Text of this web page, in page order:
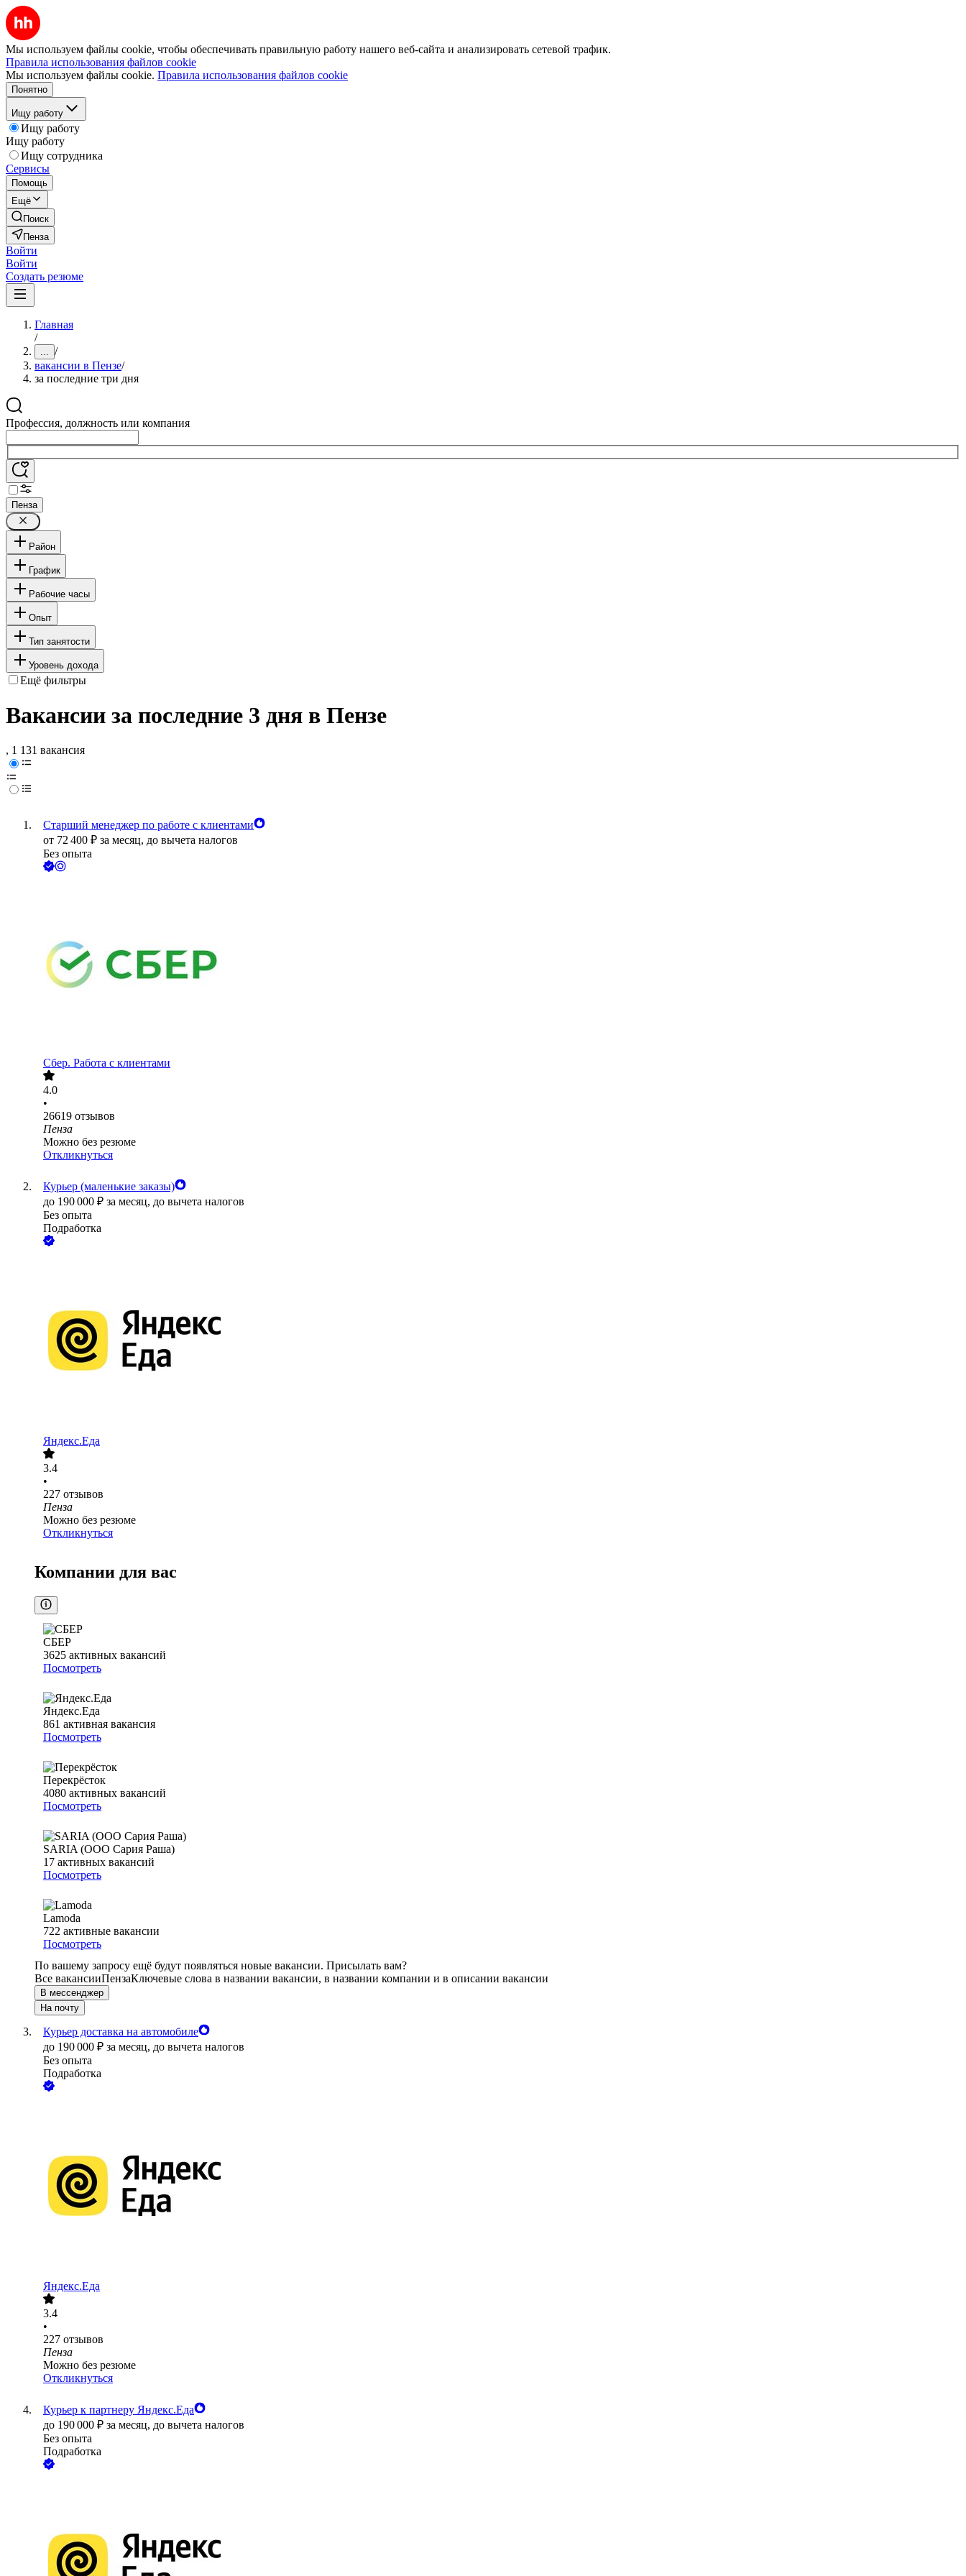
Мы используем файлы cookie, чтобы обеспечивать правильную работу нашего веб-сайта и анализировать сетевой трафик.
Правила использования файлов cookie
Мы используем файлы cookie. Правила использования файлов cookie
Понятно
Ищу работу
Ищу работу
Ищу работу
Ищу сотрудника
Сервисы
Помощь
Ещё
Поиск
Пенза
Войти
Войти
Создать резюме
Главная
/
... /
вакансии в Пензе/
за последние три дня
Профессия, должность или компания
Пенза
Район
График
Рабочие часы
Опыт
Тип занятости
Уровень дохода
Ещё фильтры
Вакансии за последние 3 дня в Пензе
, 1 131 вакансия
Старший менеджер по работе с клиентами
от 72 400 ₽ за месяц, до вычета налогов
Без опыта
Сбер. Работа с клиентами
4.0
•
26619 отзывов
Пенза
Можно без резюме
Откликнуться
Курьер (маленькие заказы)
до 190 000 ₽ за месяц, до вычета налогов
Без опыта
Подработка
Яндекс.Еда
3.4
•
227 отзывов
Пенза
Можно без резюме
Откликнуться
Компании для вас
СБЕР
3625 активных вакансий
Посмотреть
Яндекс.Еда
861 активная вакансия
Посмотреть
Перекрёсток
4080 активных вакансий
Посмотреть
SARIA (ООО Сария Раша)
17 активных вакансий
Посмотреть
Lamoda
722 активные вакансии
Посмотреть
По вашему запросу ещё будут появляться новые вакансии. Присылать вам?
Все вакансииПензаКлючевые слова в названии вакансии, в названии компании и в описании вакансии
В мессенджер
На почту
Курьер доставка на автомобиле
до 190 000 ₽ за месяц, до вычета налогов
Без опыта
Подработка
Яндекс.Еда
3.4
•
227 отзывов
Пенза
Можно без резюме
Откликнуться
Курьер к партнеру Яндекс.Еда
до 190 000 ₽ за месяц, до вычета налогов
Без опыта
Подработка